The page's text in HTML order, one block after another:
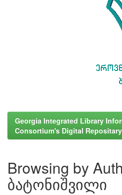
Georgia Integrated Library
Consortium's Digital Repositary
Browsing by
ბატონიშვილი